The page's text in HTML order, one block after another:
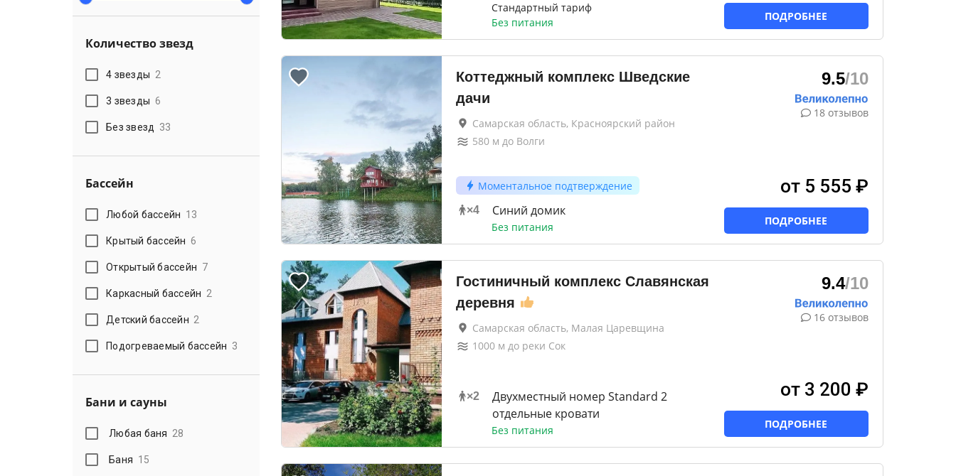
Количество звезд
4 звезды 2
3 звезды 6
Без звезд 33
Бассейн
Любой бассейн 13
Крытый бассейн 6
Открытый бассейн 7
Каркасный бассейн 2
Детский бассейн 2
Подогреваемый бассейн 3
Бани и сауны
Любая баня 28
Баня 15
Стандартный тариф
Без питания
ПОДРОБНЕЕ
Коттеджный комплекс Шведские
дачи
Самарская область, Красноярский район
580м до Волги
Моментальное подтверждение
×4 Синий домик
Без питания
9.5/10
18 отзывов
от 5 555 ₽
ПОДРОБНЕЕ
Гостиничный комплекс Славянская
деревня
Самарская область, Малая Царевщина
1000м до реки Сок
×2
Двухместный номер Standard 2
отдельные кровати
Без питания
9.4/10
16 отзывов
от 3 200 ₽
ПОДРОБНЕЕ